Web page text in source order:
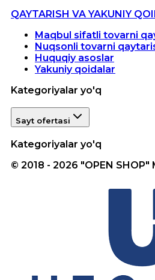
QAYTARISH VA YAKUNIY
Maqbul sifatli tovarni
Nuqsonli tovarni
Huquqiy asoslar
Yakuniy qoidalar
Kategoriyalar yo'q
Sayt ofertasi
Kategoriyalar yo'q
© 2018 - 2026 "OPEN SHOP"